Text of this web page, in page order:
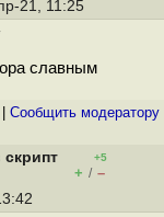
21, 11:25
славным
Cообщить модератору
+5
+ / –